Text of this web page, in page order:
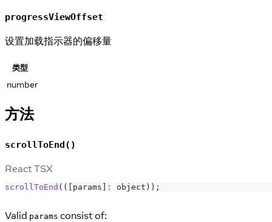
progressViewOffset
设置加载指示器的偏移量
类型
number
方法
scrollToEnd()
React TSX
scrollToEnd ( ( [ params ] : object ) ) ;
Valid params consist of: